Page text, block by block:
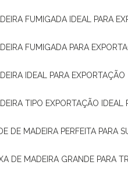
FUMIGADA IDEAL PARA
FUMIGADA PARA
IDEAL PARA EXPORTAÇÃO
TIPO EXPORTAÇÃO IDEAL
DE MADEIRA PERFEITA PARA
DE MADEIRA GRANDE PARA